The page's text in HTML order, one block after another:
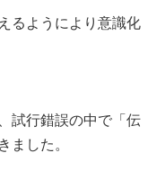
るようにより意識化
試行錯誤の中で「伝
した。